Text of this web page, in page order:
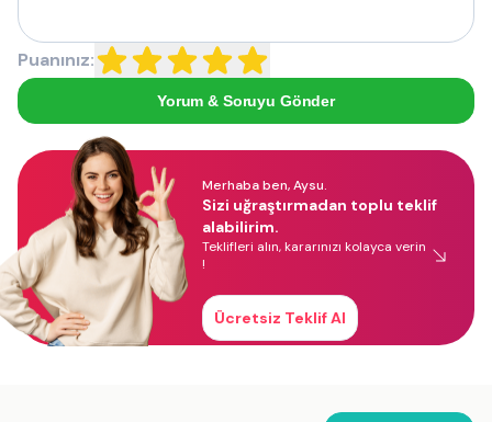
Puanınız:
Yorum & Soruyu Gönder
Merhaba ben, Aysu.
Sizi uğraştırmadan toplu teklif
alabilirim.
Teklifleri alın, kararınızı kolayca verin
!
Ücretsiz Teklif Al